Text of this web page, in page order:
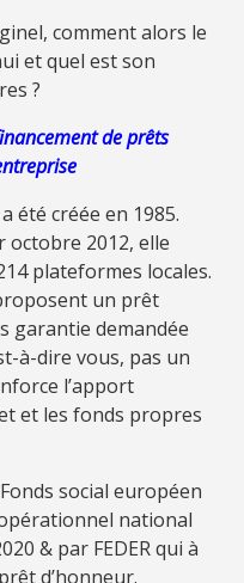
comment alors le
et quel est son
?
de prêts
été créée en 1985.
octobre 2012, elle
plateformes locales.
un prêt
garantie demandée
à-dire vous, pas un
l’apport
et les fonds propres
social européen
national
& par FEDER qui à
d’honneur.